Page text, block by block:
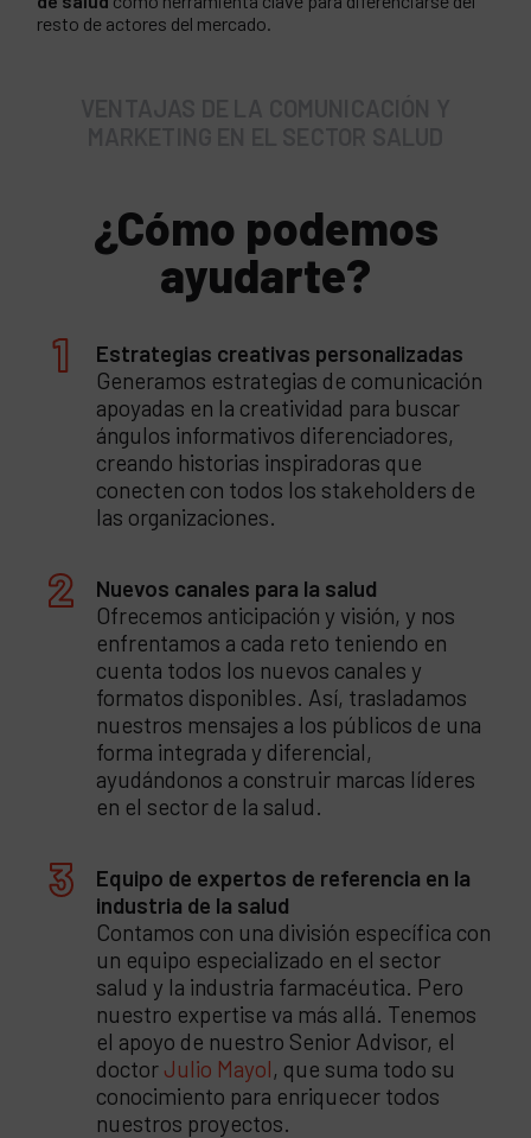
resto de actores del mercado.
¿Cómo podemos
ayudarte?
Estrategias creativas personalizadas
Generamos estrategias de comunicación
apoyadas en la creatividad para buscar
ángulos informativos diferenciadores,
creando historias inspiradoras que
conecten con todos los stakeholders de
las organizaciones.
Nuevos canales para la salud
Ofrecemos anticipación y visión, y nos
enfrentamos a cada reto teniendo en
cuenta todos los nuevos canales y
formatos disponibles. Así, trasladamos
nuestros mensajes a los públicos de una
forma integrada y diferencial,
ayudándonos a construir marcas líderes
en el sector de la salud.
Equipo de expertos de referencia en la
industria de la salud
Contamos con una división específica con
un equipo especializado en el sector
salud y la industria farmacéutica. Pero
nuestro expertise va más allá. Tenemos
el apoyo de nuestro Senior Advisor, el
doctor Julio Mayol, que suma todo su
conocimiento para enriquecer todos
nuestros proyectos.